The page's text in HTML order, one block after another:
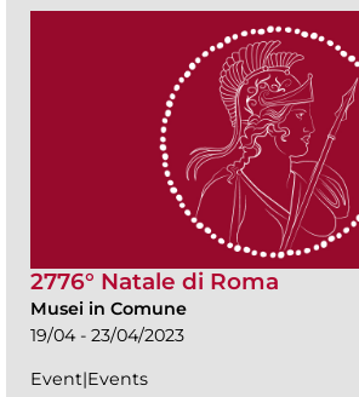
2776° Natale di Roma
Musei in Comune
19/04 - 23/04/2023
Event|Events